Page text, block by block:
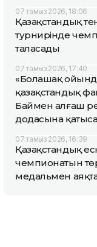
07 тамыз 2026, 18:06
Қазақстандық
турнирінде
таласады
07 тамыз 2026, 17:40
«Болашақ
қазақстандық
Баймен алғаш
додасына
07 тамыз 2026, 16:39
Қазақстандық
чемпионатын
медальмен